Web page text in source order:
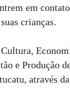
em
crianças.
e Produção
através